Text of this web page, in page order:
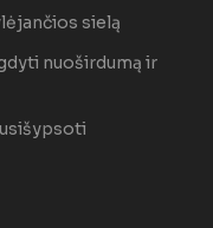
sielą
nuoširdumą ir